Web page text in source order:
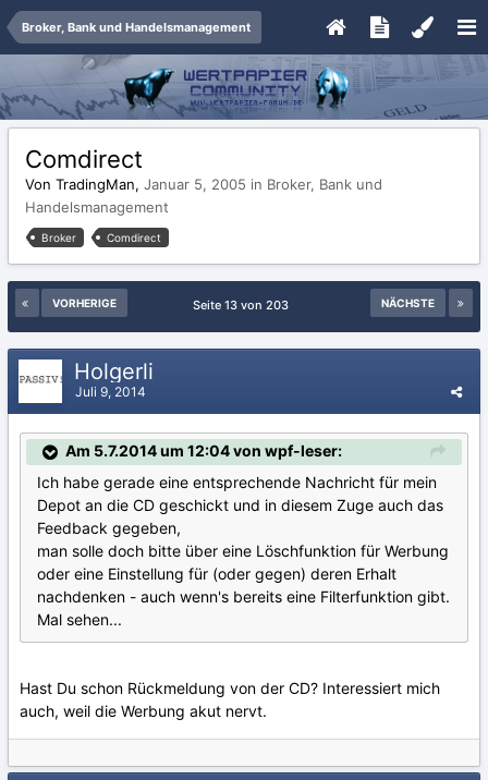
Broker, Bank und Handelsmanagement
Comdirect
Von TradingMan, Januar 5, 2005 in Broker, Bank und
Handelsmanagement
Broker Comdirect
VORHERIGE NÄCHSTE
Seite 13 von 203
Holgerli
Juli 9, 2014
Am 5.7.2014 um 12:04 von wpf-leser:
Ich habe gerade eine entsprechende Nachricht für mein
Depot an die CD geschickt und in diesem Zuge auch das
Feedback gegeben,
man solle doch bitte über eine Löschfunktion für Werbung
oder eine Einstellung für (oder gegen) deren Erhalt
nachdenken - auch wenn's bereits eine Filterfunktion gibt.
Mal sehen...
Hast Du schon Rückmeldung von der CD? Interessiert mich
auch, weil die Werbung akut nervt.